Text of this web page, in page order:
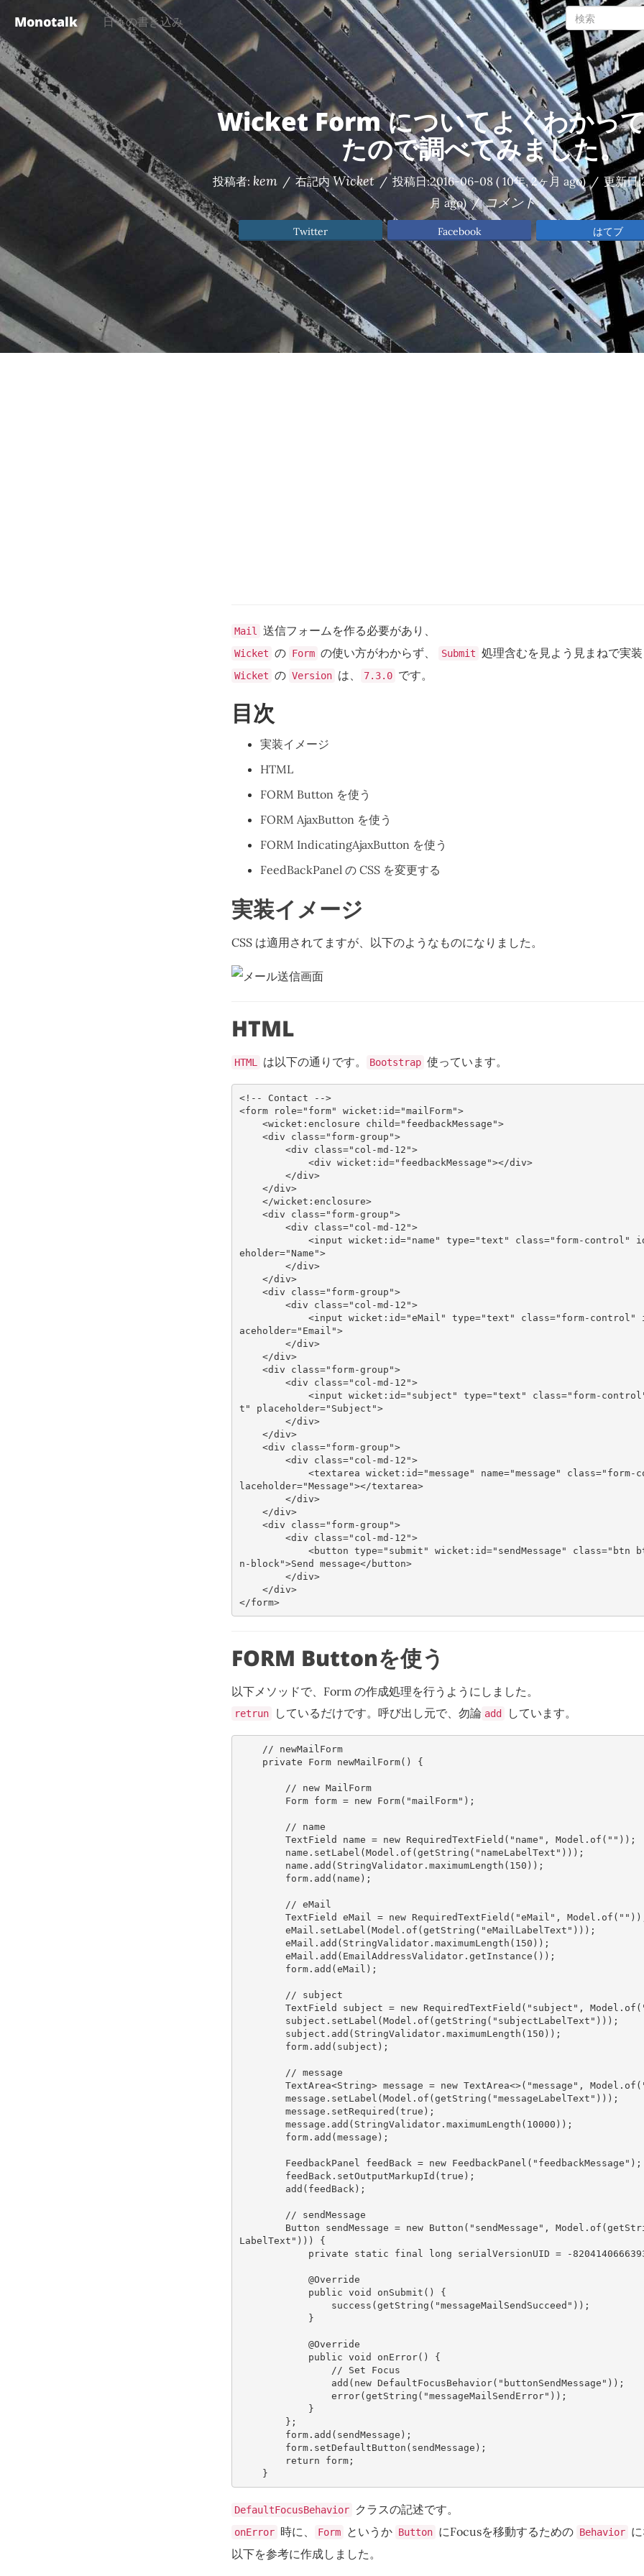
Monotalk 日々の書き込み
Wicket Form についてよくわかっ
たので調べてみました。
投稿者: kem / 右記内Wicket / 投稿日:2016-06-08( 10年, 2ヶ月 ago) / 更新日:
月 ago) / コメント
Twitter Facebook はてブ
Mail 送信フォームを作る必要があり、
Wicket の Form の使い方がわからず、 Submit 処理含むを見よう見まねで実
Wicket の Version は、 7.3.0 です。
目次
実装イメージ
HTML
FORM Button を使う
FORM AjaxButton を使う
FORM IndicatingAjaxButton を使う
FeedBackPanel の CSS を変更する
実装イメージ
CSS は適用されてますが、以下のようなものになりました。
HTML
HTML は以下の通りです。 Bootstrap 使っています。
<!-- Contact -->
<form role="form" wicket:id="mailForm">
<wicket:enclosure child="feedbackMessage">
<div class="form-group">
<div class="col-md-12">
<div wicket:id="feedbackMessage"></div>
</div>
</div>
</wicket:enclosure>
<div class="form-group">
<div class="col-md-12">
<input wicket:id="name" type="text" class="form-control"
eholder="Name">
</div>
</div>
<div class="form-group">
<div class="col-md-12">
<input wicket:id="eMail" type="text" class="form-control"
aceholder="Email">
</div>
</div>
<div class="form-group">
<div class="col-md-12">
<input wicket:id="subject" type="text" class="form-
t"
placeholder="Subject">
</div>
</div>
<div class="form-group">
<div class="col-md-12">
<textarea wicket:id="message" name="message" class="form-
laceholder="Message"></textarea>
</div>
</div>
<div class="form-group">
<div class="col-md-12">
<button type="submit" wicket:id="sendMessage" class="btn
n-block">Send message</ button>
</div>
</div>
</form>
FORM Buttonを使う
以下メソッドで、Form の作成処理を行うようにしました。
retrun しているだけです。呼び出し元で、勿論 add しています。
// newMailForm
private
Form newMailForm() {
// new MailForm
Form
form = new Form( "mailForm" );
// name
TextField
name = new RequiredTextField ( "name" , Model . of ( "" ));
name . setLabel (Model . of (getString ( "nameLabelText" )));
name . add ( StringValidator. maximumLength ( 150 ));
form. add ( name );
// eMail
TextField
eMail = new RequiredTextField ( "eMail" , Model . of ( ""
eMail . setLabel (Model . of (getString ( "eMailLabelText" )));
eMail . add ( StringValidator. maximumLength ( 150 ));
eMail . add ( EmailAddressValidator. getInstance ());
form. add (eMail );
// subject
TextField
subject = new RequiredTextField ( "subject" , Model . of (
subject . setLabel (Model . of (getString ( "subjectLabelText" )));
subject . add ( StringValidator. maximumLength ( 150 ));
form. add ( subject );
// message
TextArea<String> message = new TextArea<>( "message" , Model . of (
message . setLabel (Model . of (getString ( "messageLabelText" )));
message . setRequired (true );
message . add ( StringValidator. maximumLength ( 10000 ));
form. add (message );
FeedbackPanel feedBack = new FeedbackPanel ( "feedbackMessage" );
feedBack . setOutputMarkupId (true );
add ( feedBack );
// sendMessage
Button
sendMessage = new Button ( "sendMessage" , Model . of (
LabelText" )))
{
private
static final long serialVersionUID = -
@Override
public void onSubmit ()
{
success (getString ( "messageMailSendSucceed" ));
}
@Override
public void onError()
{
// Set Focus
add ( new DefaultFocusBehavior( "buttonSendMessage" ));
error(getString ( "messageMailSendError" ));
}
};
form. add ( sendMessage );
form. setDefaultButton ( sendMessage );
return
form;
}
DefaultFocusBehavior クラスの記述です。
onError 時に、 Form というか Button にFocusを移動するための Behavior
以下を参考に作成しました。